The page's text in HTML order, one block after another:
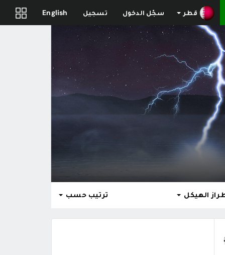
قطر سجّل الدخول تسجيل English
الهيكل ترتيب حسب